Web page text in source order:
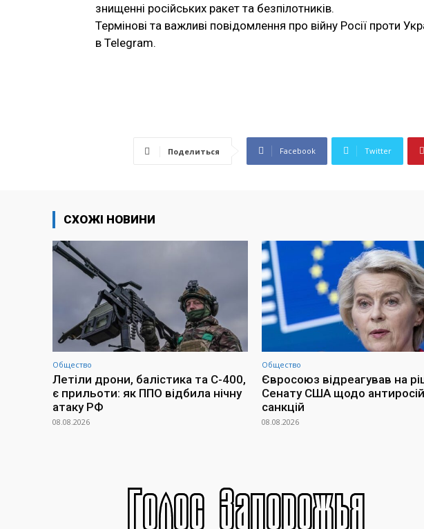
знищенні російських ракет та безпілотників.
Термінові та важливі повідомлення про війну Росії проти
в Telegram.
Поделиться Facebook Twitter
СХОЖІ НОВИНИ
Общество
Летіли дрони, балістика та С-400,
є прильоти: як ППО відбила нічну
атаку РФ
08.08.2026
Общество
Євросоюз відреагував на
Сенату США щодо
санкцій
08.08.2026